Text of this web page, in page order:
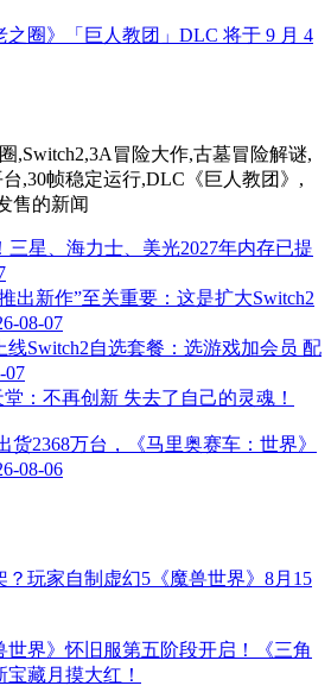
之圈》「巨人教团」DLC 将于 9 月 4
,Switch2,3A冒险大作,古墓冒险解谜,
,30帧稳定运行,DLC《巨人教团》,
售的新闻
三星、海力士、美光2027年内存已提
出新作”至关重要：这是扩大Switch2
08-07
Switch2自选套餐：选游戏加会员 配
07
：不再创新 失去了自己的灵魂！
货2368万台，《马里奥赛车：世界》
08-06
？玩家自制虚幻5《魔兽世界》8月15
世界》怀旧服第五阶段开启！《三角
藏月摸大红！